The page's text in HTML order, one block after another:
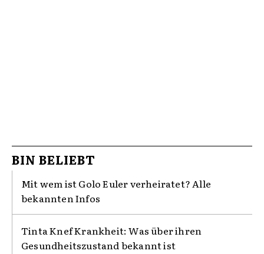
BIN BELIEBT
Mit wem ist Golo Euler verheiratet? Alle
bekannten Infos
Tinta Knef Krankheit: Was über ihren
Gesundheitszustand bekannt ist